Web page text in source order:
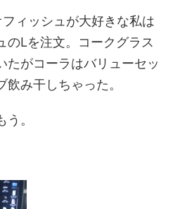
ィッシュが大好きな私は
のLを注文。コークグラス
たがコーラはバリューセッ
飲み干しちゃった。
。